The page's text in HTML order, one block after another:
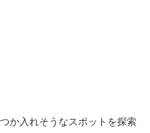
か入れそうなスポットを探索